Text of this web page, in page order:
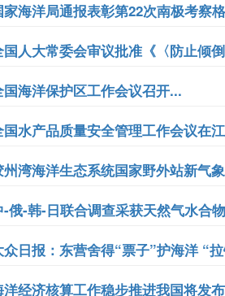
家海洋局通报表彰第22次南极考察
国人大常委会审议批准《〈防止倾
国海洋保护区工作会议召开...
国水产品质量安全管理工作会议在
州湾海洋生态系统国家野外站新气
-俄-韩-日联合调查采获天然气水合
众日报：东营舍得“票子”护海洋 “
洋经济核算工作稳步推进我国将发